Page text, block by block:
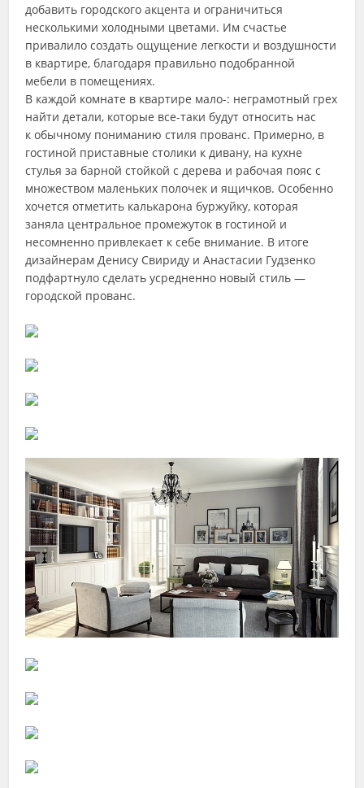
добавить городского акцента и ограничиться
несколькими холодными цветами. Им счастье
привалило создать ощущение легкости и воздушности
в квартире, благодаря правильно подобранной
мебели в помещениях.
В каждой комнате в квартире мало-: неграмотный грех
найти детали, которые все-таки будут относить нас
к обычному пониманию стиля прованс. Примерно, в
гостиной приставные столики к дивану, на кухне
стулья за барной стойкой с дерева и рабочая пояс с
множеством маленьких полочек и ящичков. Особенно
хочется отметить калькарона буржуйку, которая
заняла центральное промежуток в гостиной и
несомненно привлекает к себе внимание. В итоге
дизайнерам Денису Свириду и Анастасии Гудзенко
подфартнуло сделать усредненно новый стиль —
городской прованс.